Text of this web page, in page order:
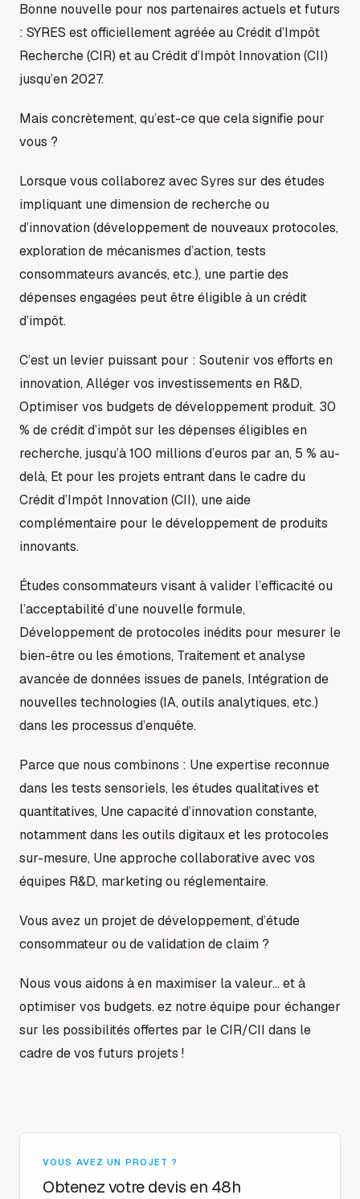
Bonne nouvelle pour nos partenaires actuels et futurs
: SYRES est officiellement agréée au Crédit d’Impôt
Recherche (CIR) et au Crédit d’Impôt Innovation (CII)
jusqu’en 2027.
Mais concrètement, qu’est-ce que cela signifie pour
vous ?
Lorsque vous collaborez avec Syres sur des études
impliquant une dimension de recherche ou
d’innovation (développement de nouveaux protocoles,
exploration de mécanismes d’action, tests
consommateurs avancés, etc.), une partie des
dépenses engagées peut être éligible à un crédit
d’impôt.
C’est un levier puissant pour : Soutenir vos efforts en
innovation, Alléger vos investissements en R&D,
Optimiser vos budgets de développement produit. 30
% de crédit d’impôt sur les dépenses éligibles en
recherche, jusqu’à 100 millions d’euros par an, 5 % au-
delà, Et pour les projets entrant dans le cadre du
Crédit d’Impôt Innovation (CII), une aide
complémentaire pour le développement de produits
innovants.
Études consommateurs visant à valider l’efficacité ou
l’acceptabilité d’une nouvelle formule,
Développement de protocoles inédits pour mesurer le
bien-être ou les émotions, Traitement et analyse
avancée de données issues de panels, Intégration de
nouvelles technologies (IA, outils analytiques, etc.)
dans les processus d’enquête.
Parce que nous combinons : Une expertise reconnue
dans les tests sensoriels, les études qualitatives et
quantitatives, Une capacité d’innovation constante,
notamment dans les outils digitaux et les protocoles
sur-mesure, Une approche collaborative avec vos
équipes R&D, marketing ou réglementaire.
Vous avez un projet de développement, d’étude
consommateur ou de validation de claim ?
Nous vous aidons à en maximiser la valeur… et à
optimiser vos budgets. ez notre équipe pour échanger
sur les possibilités offertes par le CIR/CII dans le
cadre de vos futurs projets !
VOUS AVEZ UN PROJET ?
Obtenez votre devis en 48h